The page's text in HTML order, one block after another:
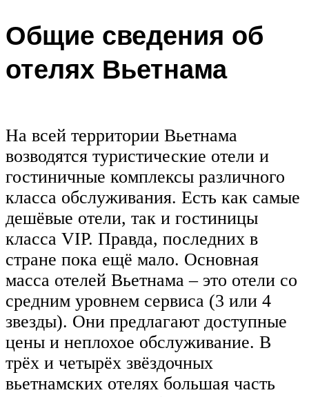
Общие сведения об
отелях Вьетнама
На всей территории Вьетнама
возводятся туристические отели и
гостиничные комплексы различного
класса обслуживания. Есть как самые
дешёвые отели, так и гостиницы
класса VIP. Правда, последних в
стране пока ещё мало. Основная
масса отелей Вьетнама – это отели со
средним уровнем сервиса (3 или 4
звезды). Они предлагают доступные
цены и неплохое обслуживание. В
трёх и четырёх звёздочных
вьетнамских отелях большая часть